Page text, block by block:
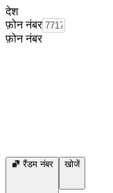
देश
फ़ोन नंबर
फ़ोन नंबर
रैंडम नंबर खोजें